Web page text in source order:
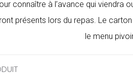
connaître à l’avance qui viendra
présents lors du repas. Le
le menu